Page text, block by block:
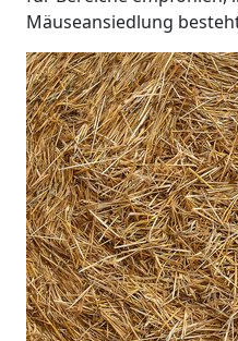
Mäuseansiedlung